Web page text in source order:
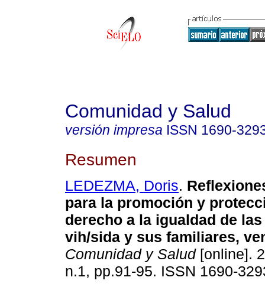
Comunidad y Salud
versión impresa ISSN 1690-
Resumen
LEDEZMA, Doris.
para la promoción y
derecho a la igualdad de
vih/sida y sus familiares,
Comunidad y Salud[online].
n.1, pp.91-95. ISSN 1690-